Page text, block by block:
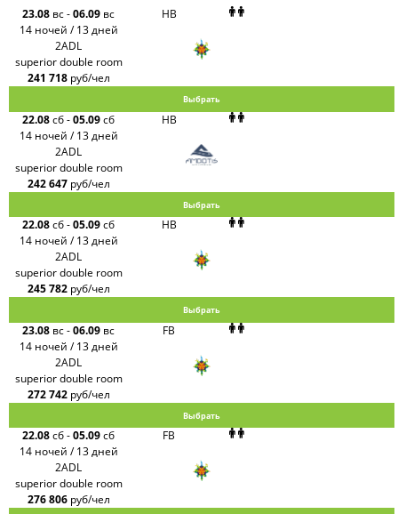
Alean
Sunmar
PlanTravel
FUN&SUN
ex TUI
Крымская
Волна
Russian
Интурист
Travelata
23.08 вс-06.09 вс
14 ночей / 13 дней
HB
2ADL
superior double room
241 718 руб/чел
Выбрать
22.08сб-05.09сб
14 ночей / 13 дней
HB
2ADL
superior double room
242 647 руб/чел
Выбрать
22.08сб-05.09сб
14 ночей / 13 дней
HB
2ADL
superior double room
245 782 руб/чел
Выбрать
23.08 вс-06.09 вс
14 ночей / 13 дней
FB
2ADL
superior double room
272 742 руб/чел
Выбрать
22.08сб-05.09сб
14 ночей / 13 дней
FB
2ADL
superior double room
276 806 руб/чел